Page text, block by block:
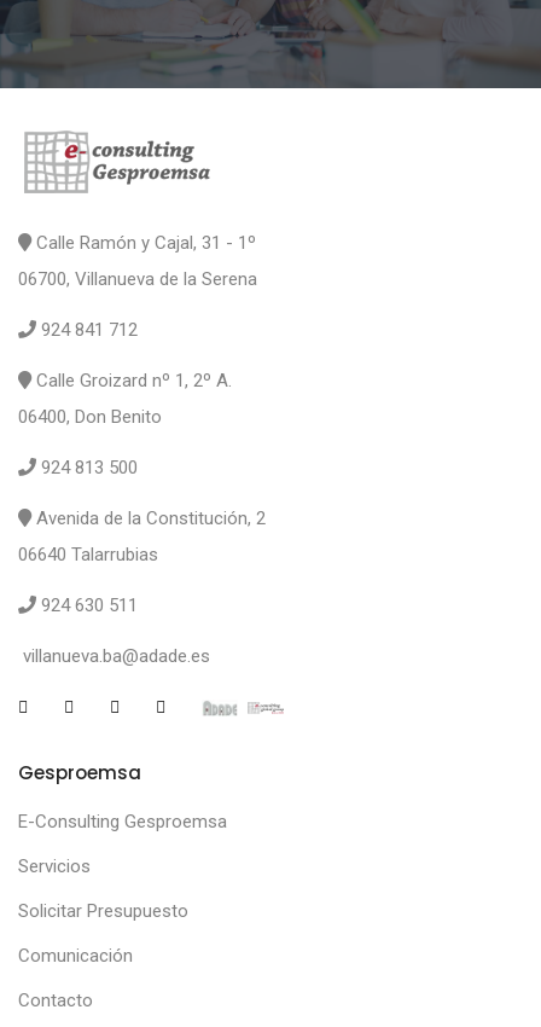
Calle Ramón y Cajal, 31 - 1º
06700, Villanueva de la Serena
924 841 712
Calle Groizard nº 1, 2º A.
06400, Don Benito
924 813 500
Avenida de la Constitución, 2
06640 Talarrubias
924 630 511
villanueva.ba@adade.es
Gesproemsa
E-Consulting Gesproemsa
Servicios
Solicitar Presupuesto
Comunicación
Contacto